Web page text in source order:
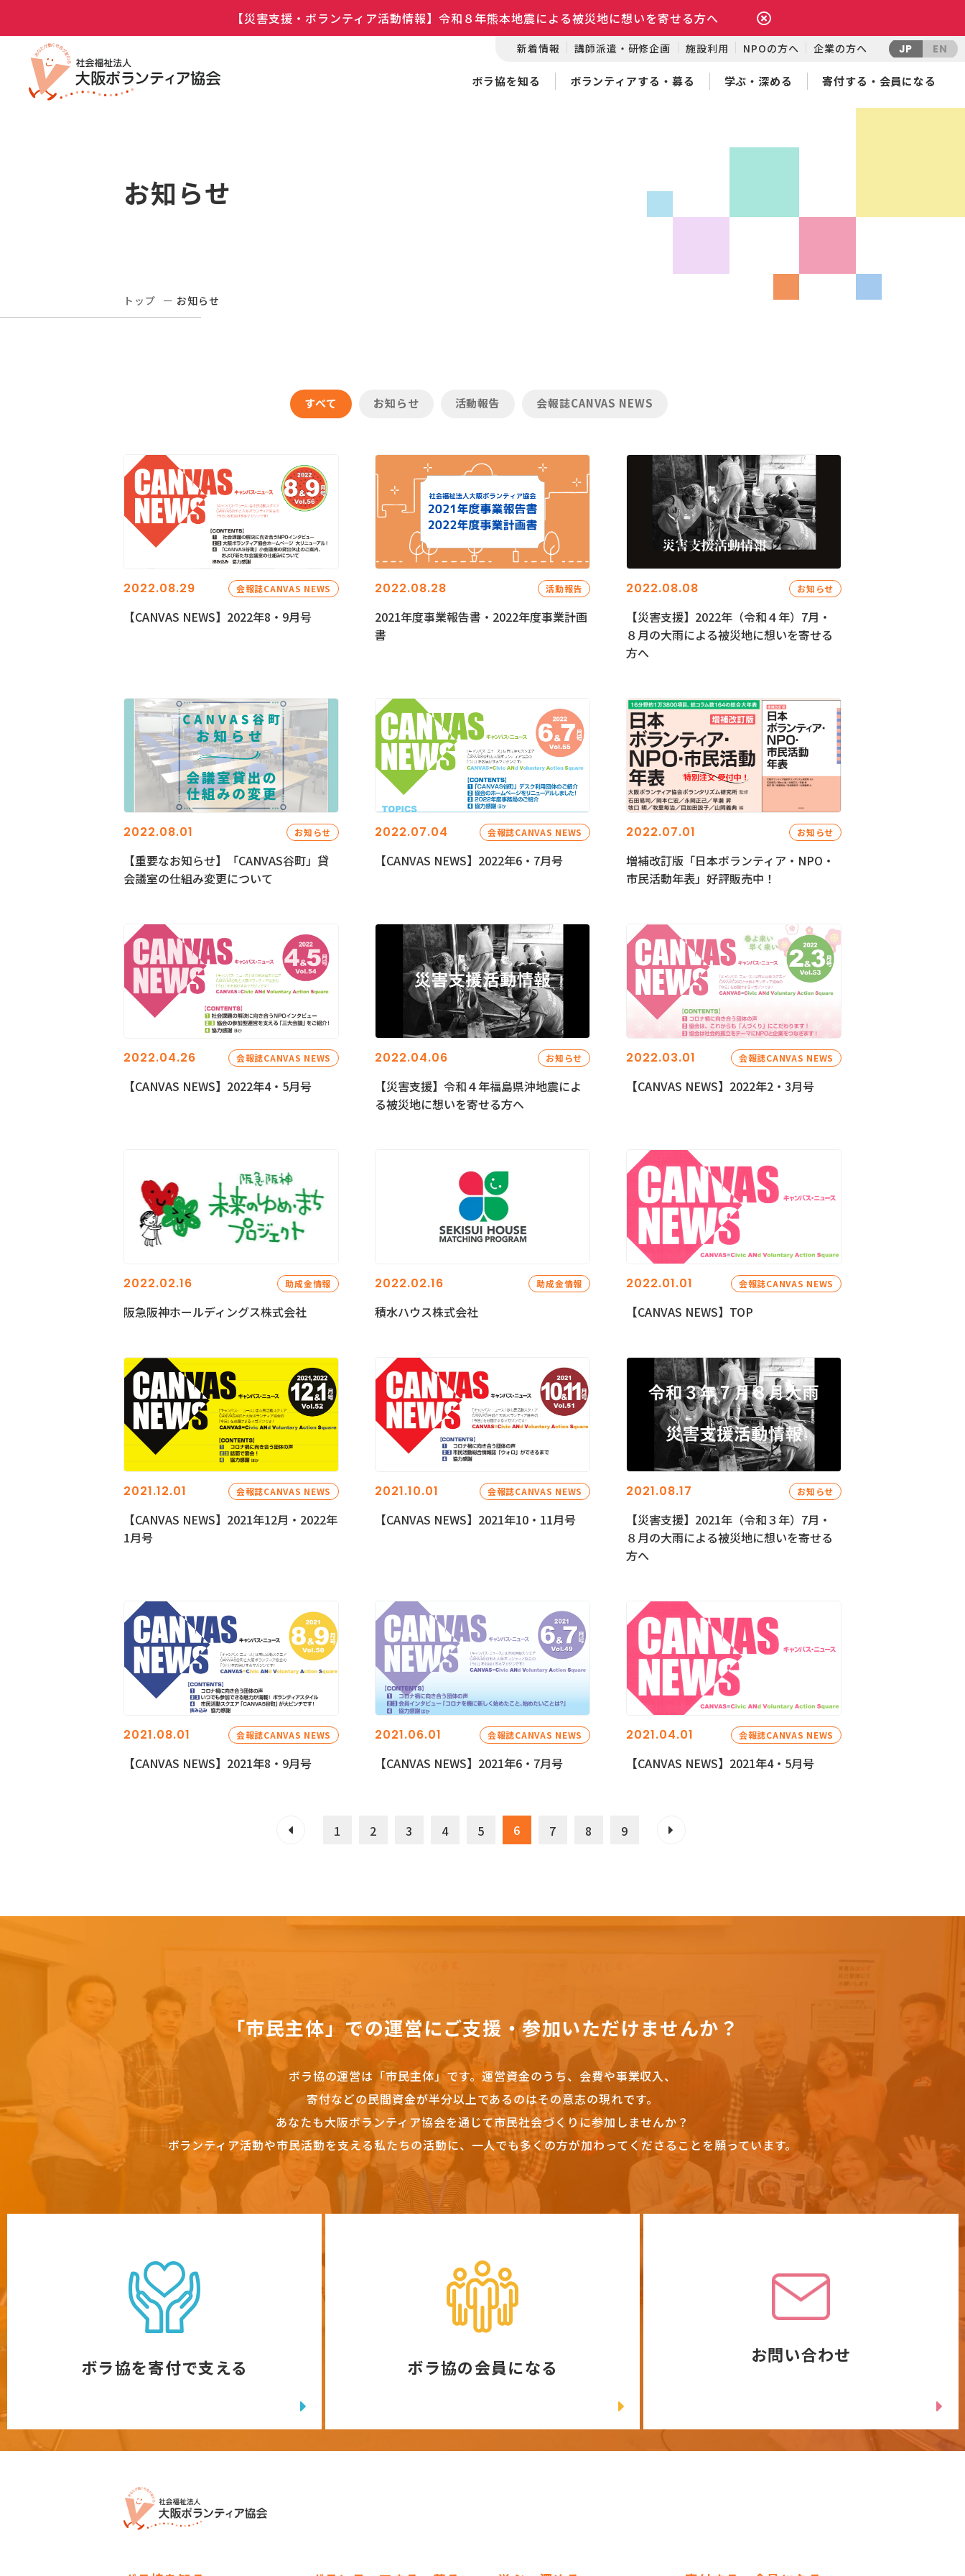
【災害支援・ボランティア活動情報】令和８年熊本地震による被災地に想いを寄せる方へ
新着情報 講師派遣・研修企画 施設利用 NPOの方へ 企業の方へ JP EN
ボラ協を知る ボランティアする・募る 学ぶ・深める 寄付する・会員になる
お知らせ
トップ お知らせ
すべて お知らせ 活動報告 会報誌CANVAS NEWS
2022.08.29 会報誌CANVAS NEWS
【CANVAS NEWS】2022年8・9月号
2022.08.28 活動報告
2021年度事業報告書・2022年度事業計画
書
2022.08.08 お知らせ
【災害支援】2022年（令和４年）7月・
８月の大雨による被災地に想いを寄せる
方へ
2022.08.01 お知らせ
【重要なお知らせ】「CANVAS谷町」貸
会議室の仕組み変更について
2022.07.04 会報誌CANVAS NEWS
【CANVAS NEWS】2022年6・7月号
2022.07.01 お知らせ
増補改訂版「日本ボランティア・NPO・
市民活動年表」好評販売中！
2022.04.26 会報誌CANVAS NEWS
【CANVAS NEWS】2022年4・5月号
2022.04.06 お知らせ
【災害支援】令和４年福島県沖地震によ
る被災地に想いを寄せる方へ
2022.03.01 会報誌CANVAS NEWS
【CANVAS NEWS】2022年2・3月号
2022.02.16 助成金情報
阪急阪神ホールディングス株式会社
2022.02.16 助成金情報
積水ハウス株式会社
2022.01.01 会報誌CANVAS NEWS
【CANVAS NEWS】TOP
2021.12.01 会報誌CANVAS NEWS
【CANVAS NEWS】2021年12月・2022年
1月号
2021.10.01 会報誌CANVAS NEWS
【CANVAS NEWS】2021年10・11月号
2021.08.17 お知らせ
【災害支援】2021年（令和３年）7月・
８月の大雨による被災地に想いを寄せる
方へ
2021.08.01 会報誌CANVAS NEWS
【CANVAS NEWS】2021年8・9月号
2021.06.01 会報誌CANVAS NEWS
【CANVAS NEWS】2021年6・7月号
2021.04.01 会報誌CANVAS NEWS
【CANVAS NEWS】2021年4・5月号
1 2 3 4 5 6 7 8 9
「市民主体」での運営にご支援・参加いただけませんか？
ボラ協の運営は「市民主体」です。 運営資金のうち、会費や事業収入、
寄付などの民間資金が半分以上であるのはその意志の現れです。
あなたも大阪ボランティア協会を通じて市民社会づくりに参加しませんか？
ボランティア活動や市民活動を支える私たちの活動に、一人でも多くの方が加わってくださることを願っています。
ボラ協を寄付で支える ボラ協の会員になる
お問い合わせ